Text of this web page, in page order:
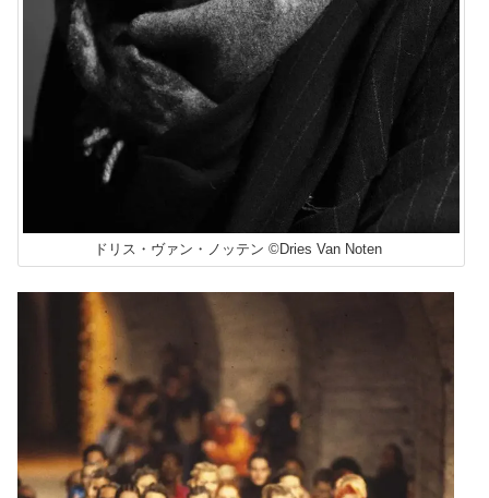
ドリス・ヴァン・ノッテン ©Dries Van Noten